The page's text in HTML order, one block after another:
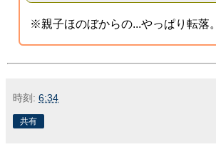
※親子ほのぼからの...やっぱり転落。
時刻: 6:34
共有